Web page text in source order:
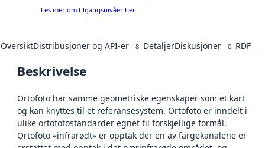
Les mer om tilgangsnivåer her
OversiktDistribusjoner og API-er 8 DetaljerDiskusjoner 0 RDF
Beskrivelse
Ortofoto har samme geometriske egenskaper som et kart
og kan knyttes til et referansesystem. Ortofoto er inndelt i
ulike ortofotostandarder egnet til forskjellige formål.
Ortofoto «infrarødt» er opptak der en av fargekanalene er